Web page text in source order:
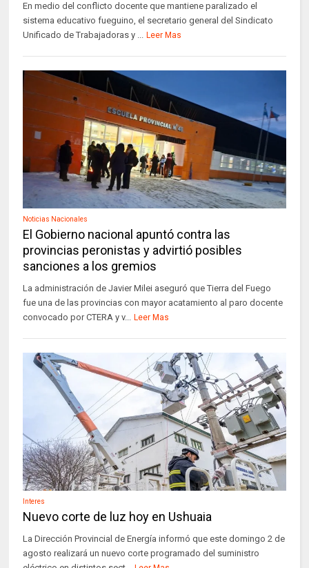
En medio del conflicto docente que mantiene paralizado el
sistema educativo fueguino, el secretario general del Sindicato
Unificado de Trabajadoras y ... Leer Mas
Noticias Nacionales
El Gobierno nacional apuntó contra las
provincias peronistas y advirtió posibles
sanciones a los gremios
La administración de Javier Milei aseguró que Tierra del Fuego
fue una de las provincias con mayor acatamiento al paro docente
convocado por CTERA y v... Leer Mas
Interes
Nuevo corte de luz hoy en Ushuaia
La Dirección Provincial de Energía informó que este domingo 2 de
agosto realizará un nuevo corte programado del suministro